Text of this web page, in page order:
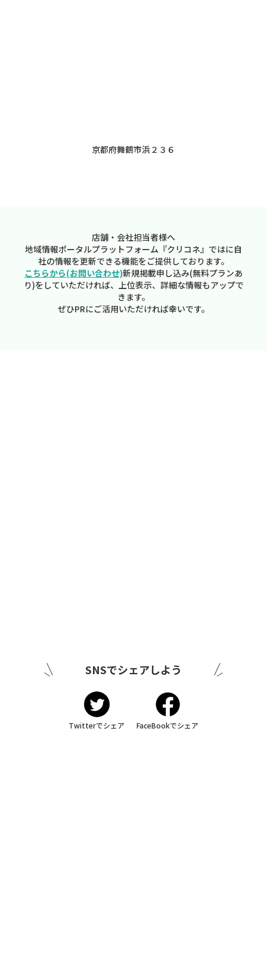
京都府舞鶴市浜２３６
店舗・会社担当者様へ
地域情報ポータルプラットフォーム『クリコネ』ではに自
社の情報を更新できる機能をご提供しております。
こちらから(お問い合わせ)新規掲載申し込み(無料プランあ
り)をしていただければ、上位表示、詳細な情報もアップで
きます。
ぜひPRにご活用いただければ幸いです。
SNSでシェアしよう
Twitterでシェア FaceBookでシェア